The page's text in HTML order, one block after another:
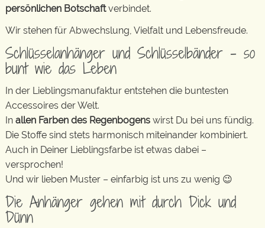
persönlichen Botschaftverbindet.
Wir stehen für Abwechslung, Vielfalt und Lebensfreude.
Schlüsselanhänger und Schlüsselbänder – so
bunt wie das Leben
In der Lieblingsmanufaktur entstehen die buntesten
Accessoires der Welt.
In allen Farben des Regenbogens wirst Du bei uns fündig.
Die Stoffe sind stets harmonisch miteinander kombiniert.
Auch in Deiner Lieblingsfarbe ist etwas dabei –
versprochen!
Und wir lieben Muster – einfarbig ist uns zu wenig 😉
Die Anhänger gehen mit durch Dick und
Dünn